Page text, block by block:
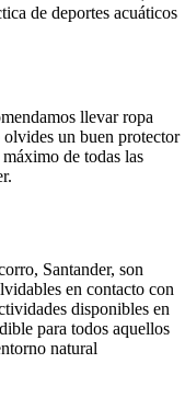
de deportes acuáticos
llevar ropa
un buen protector
de todas las
Santander, son
en contacto con
disponibles en
para todos aquellos
natural